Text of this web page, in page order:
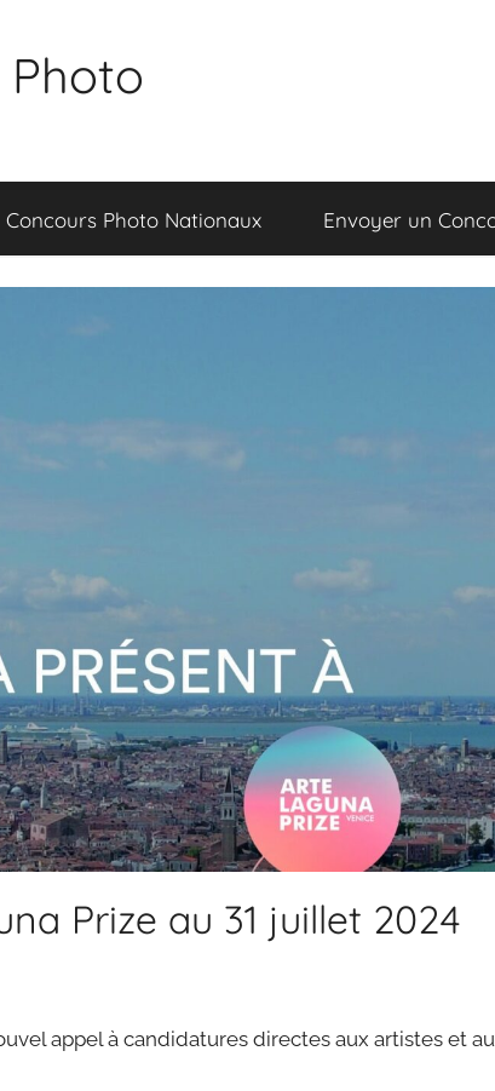
Concours Photo Nationaux Envoyer un
Prize au 31 juillet 2024
appel à candidatures directes aux artistes et